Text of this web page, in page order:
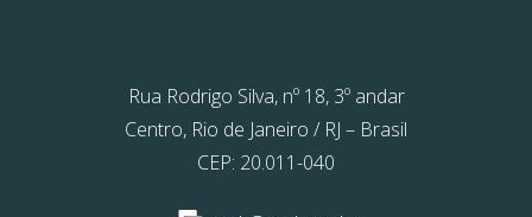
Rua Rodrigo Silva, nº 18, 3º andar
Centro, Rio de Janeiro / RJ – Brasil
CEP: 20.011-040